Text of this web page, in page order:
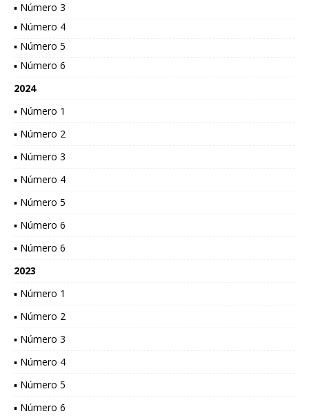
▪ Número 3
▪ Número 4
▪ Número 5
▪ Número 6
2024
▪ Número 1
▪ Número 2
▪ Número 3
▪ Número 4
▪ Número 5
▪ Número 6
▪ Número 6
2023
▪ Número 1
▪ Número 2
▪ Número 3
▪ Número 4
▪ Número 5
▪ Número 6